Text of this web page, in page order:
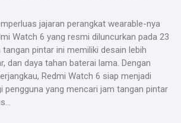
jajaran perangkat wearable-nya
Watch 6 yang resmi diluncurkan pada 23
pintar ini memiliki desain lebih
dan daya tahan baterai lama. Dengan
Redmi Watch 6 siap menjadi
pengguna yang mencari jam tangan pintar